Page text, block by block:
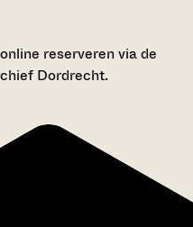
online reserveren via de
Dordrecht.